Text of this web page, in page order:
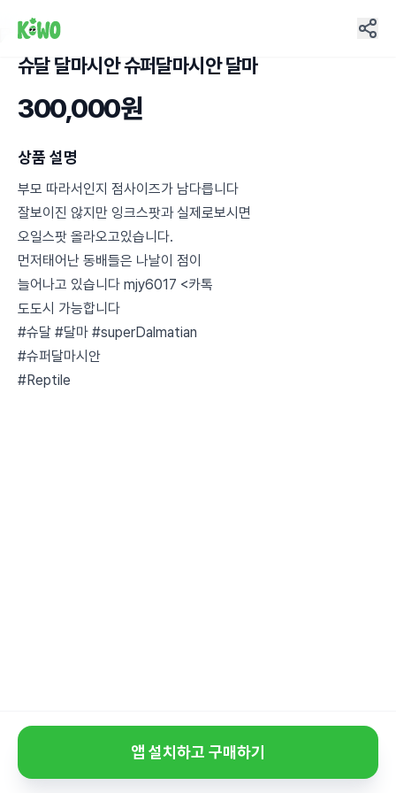
슈달 달마시안 슈퍼달마시안 달마
300,000원
상품 설명
부모 따라서인지 점사이즈가 남다릅니다
잘보이진 않지만 잉크스팟과 실제로보시면
오일스팟 올라오고있습니다.
먼저태어난 동배들은 나날이 점이
늘어나고 있습니다 mjy6017 <카톡
도도시 가능합니다
#슈달 #달마 #superDalmatian
#슈퍼달마시안
#Reptile
앱 설치하고 구매하기